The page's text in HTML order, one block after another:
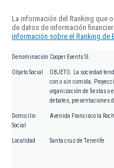
La información del Ranking que
de datos de información
información sobre el Ranking de
Denominación Cooper Events Sl.
Objeto Social
OBJETO. La sociedad
con o sin comida.
organización de fiestas o
debates, presentaciones
Domicilio
Social
Avenida Francisco la
Localidad Santa cruz de Tenerife